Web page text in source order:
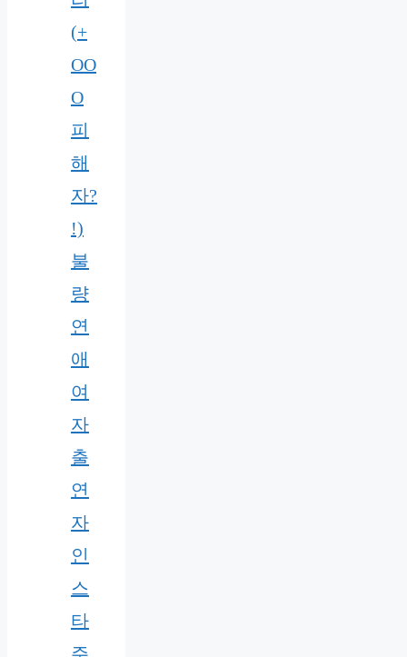
(+
OO
O
피
해
자?
!)
불
량
연
애
여
자
출
연
자
인
스
타